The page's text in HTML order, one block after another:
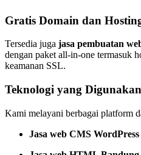
Gratis Domain dan
Tersedia juga jasa pembuatan
dengan paket all-in-one termasuk
keamanan SSL.
Teknologi yang Digunakan
Kami melayani berbagai platform
Jasa web CMS